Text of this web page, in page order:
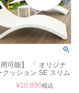
用可能】 「 オリジナ
クッション SE スリム
ととのい椅子 まく
¥10,890税込